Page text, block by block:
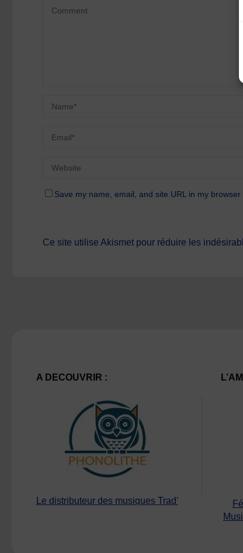
Save my name, email, and site URL in my
Ce site utilise Akismet pour réduire les
A DECOUVRIR :
Le distributeur des musiques Trad'